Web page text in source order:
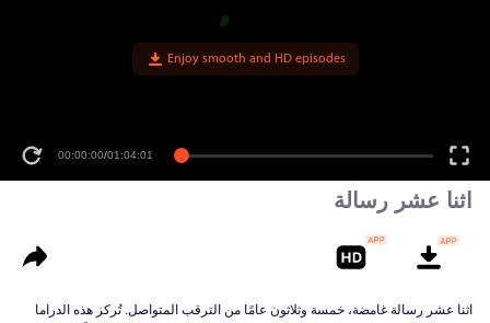
Enjoy smooth and HD episodes
00:00:00/01:04:01
اثنا عشر رسالة
اثنا عشر رسالة غامضة، خمسة وثلاثون عامًا من الترقب المتواصل. تُركز هذه الدراما